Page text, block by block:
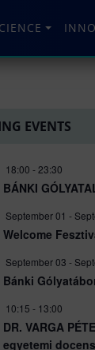
EVENTS
18:00 - 23:30
BÁNKI
September 01 -
Welcome
September 03 -
Bánki
10:15 - 13:00
DR. VARGA
egyetemi